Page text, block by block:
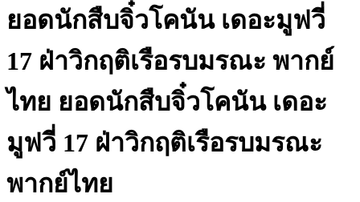
ยอดนักสืบจิ๋วโคนัน เดอะมูฟวี่
17 ฝ่าวิกฤติเรือรบมรณะ พากย์
ไทย ยอดนักสืบจิ๋วโคนัน เดอะ
มูฟวี่ 17 ฝ่าวิกฤติเรือรบมรณะ
พากย์ไทย